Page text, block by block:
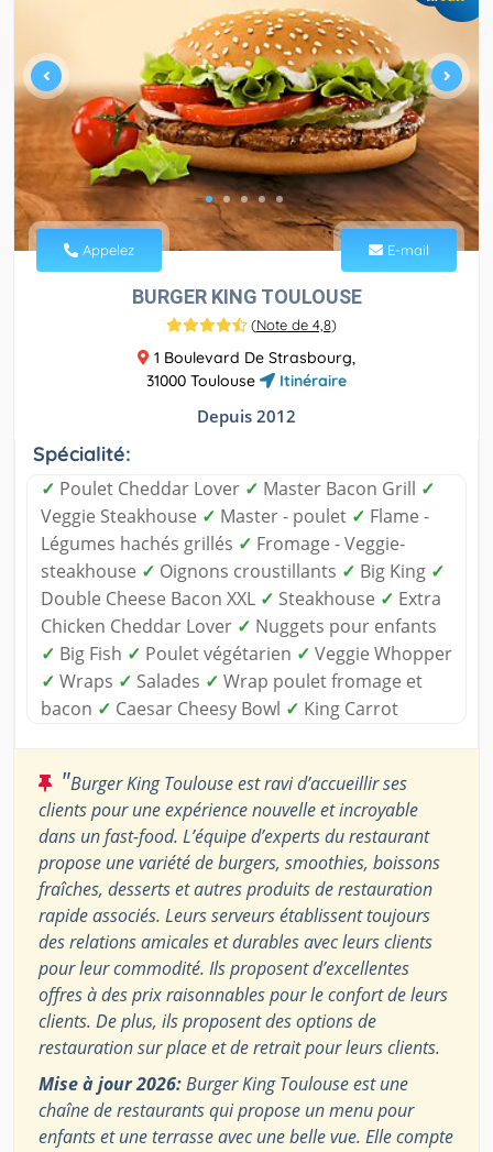
Appelez E-mail
BURGER KING TOULOUSE
(Note de 4,8)
1 Boulevard De Strasbourg,
31000 Toulouse
Itinéraire
Depuis 2012
Spécialité:
✓ Poulet Cheddar Lover ✓ Master Bacon Grill ✓
Veggie Steakhouse ✓ Master - poulet ✓ Flame -
Légumes hachés grillés ✓ Fromage - Veggie-
steakhouse ✓ Oignons croustillants ✓ Big King ✓
Double Cheese Bacon XXL ✓ Steakhouse ✓ Extra
Chicken Cheddar Lover ✓ Nuggets pour enfants
✓ Big Fish ✓ Poulet végétarien ✓ Veggie Whopper
✓ Wraps ✓ Salades ✓ Wrap poulet fromage et
bacon ✓ Caesar Cheesy Bowl ✓ King Carrot
"Burger King Toulouse est ravi d’accueillir ses
clients pour une expérience nouvelle et incroyable
dans un fast-food. L’équipe d’experts du restaurant
propose une variété de burgers, smoothies, boissons
fraîches, desserts et autres produits de restauration
rapide associés. Leurs serveurs établissent toujours
des relations amicales et durables avec leurs clients
pour leur commodité. Ils proposent d’excellentes
offres à des prix raisonnables pour le confort de leurs
clients. De plus, ils proposent des options de
restauration sur place et de retrait pour leurs clients.
Mise à jour 2026:Burger King Toulouse est une
chaîne de restaurants qui propose un menu pour
enfants et une terrasse avec une belle vue. Elle compte